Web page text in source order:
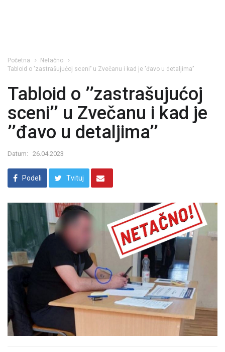
Početna
Netačno
Tabloid o ’’zastrašujućoj sceni’’ u Zvečanu i kad je ’’đavo u detaljima’’
Tabloid o ’’zastrašujućoj
sceni’’ u Zvečanu i kad je
’’đavo u detaljima’’
Datum: 26.04.2023
Podeli Tvituj